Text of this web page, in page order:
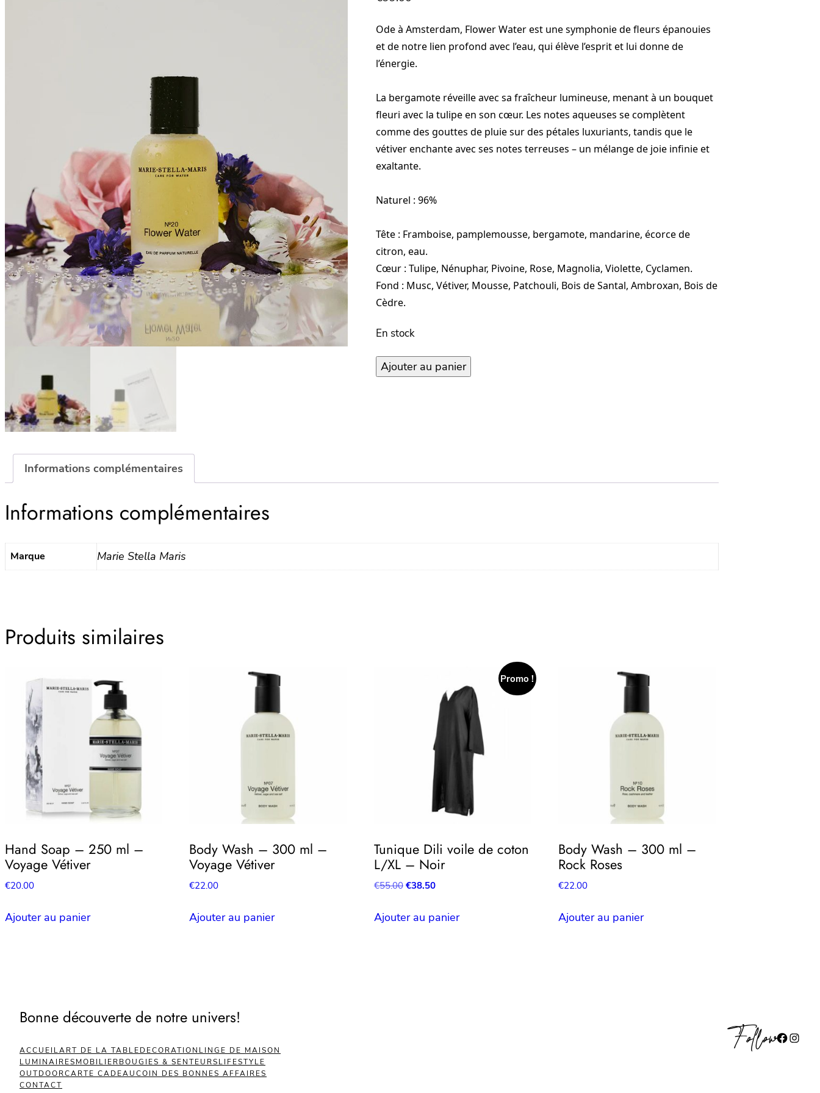
Ode à Amsterdam, Flower Water est une symphonie de fleurs épanouies
et de notre lien profond avec l’eau, qui élève l’esprit et lui donne de
l’énergie.
La bergamote réveille avec sa fraîcheur lumineuse, menant à un bouquet
fleuri avec la tulipe en son cœur. Les notes aqueuses se complètent
comme des gouttes de pluie sur des pétales luxuriants, tandis que le
vétiver enchante avec ses notes terreuses – un mélange de joie infinie et
exaltante.
Naturel : 96%
Tête : Framboise, pamplemousse, bergamote, mandarine, écorce de
citron, eau.
Cœur : Tulipe, Nénuphar, Pivoine, Rose, Magnolia, Violette, Cyclamen.
Fond : Musc, Vétiver, Mousse, Patchouli, Bois de Santal, Ambroxan, Bois de
Cèdre.
En stock
quantité
de
Water
Ajouter au panier
Informations complémentaires
Informations complémentaires
Marque Marie Stella Maris
Produits similaires
Hand Soap – 250 ml –
Voyage Vétiver
€20.00
Ajouter au panier
Body Wash – 300 ml –
Voyage Vétiver
€22.00
Ajouter au panier
Promo !
Tunique Dili voile de coton
L/XL – Noir
€55.00Le
initial
€38.50Le
actuel
Ajouter au panier
Body Wash – 300 ml –
Rock Roses
€22.00
Ajouter au panier
Bonne découverte de notre univers!
ACCUEILART DE LA TABLEDECORATION LINGE DE MAISON
LUMINAIRESMOBILIERBOUGIES & SENTEURSLIFESTYLE
OUTDOORCARTE CADEAUCOIN DES BONNES AFFAIRES
CONTACT
FollowFacebook Instagram